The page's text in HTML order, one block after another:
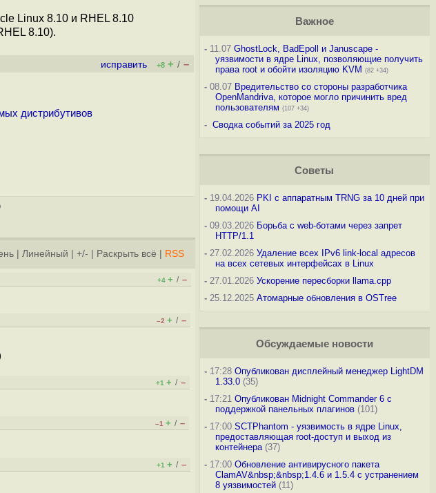
Linux 8.10 и RHEL 8.10
8.10).
исправить +8 + / –
дистрибутивов
Линейный +/- Раскрыть всё RSS
+4 + / –
–2 + / –
+1 + / –
–1 + / –
+1 + / –
Важное
-11.07 GhostLock, BadEpoll и Januscape -
уязвимости в ядре Linux, позволяющие получить
права root и обойти изоляцию KVM (82 +34)
-08.07 Вредительство со стороны разработчика
OpenMandriva, которое могло причинить вред
пользователям (107 +34)
- Сводка событий за 2025 год
Советы
-19.04.2026 PKI с аппаратным TRNG за 10 дней при
помощи AI
-09.03.2026 Борьба с web-ботами через запрет
HTTP/1.1
-27.02.2026 Удаление всех IPv6 link-local адресов
на всех сетевых интерфейсах в Linux
-27.01.2026 Ускорение пересборки llama.cpp
-25.12.2025 Атомарные обновления в OSTree
Обсуждаемые новости
-17:28 Опубликован дисплейный менеджер LightDM
1.33.0(35)
-17:21 Опубликован Midnight Commander 6 c
поддержкой панельных плагинов(101)
-17:00 SCTPhantom - уязвимость в ядре Linux,
предоставляющая root-доступ и выход из
контейнера(37)
-17:00 Обновление антивирусного пакета
ClamAV&nbsp;&nbsp;1.4.6 и 1.5.4 с устранением
8 уязвимостей(11)